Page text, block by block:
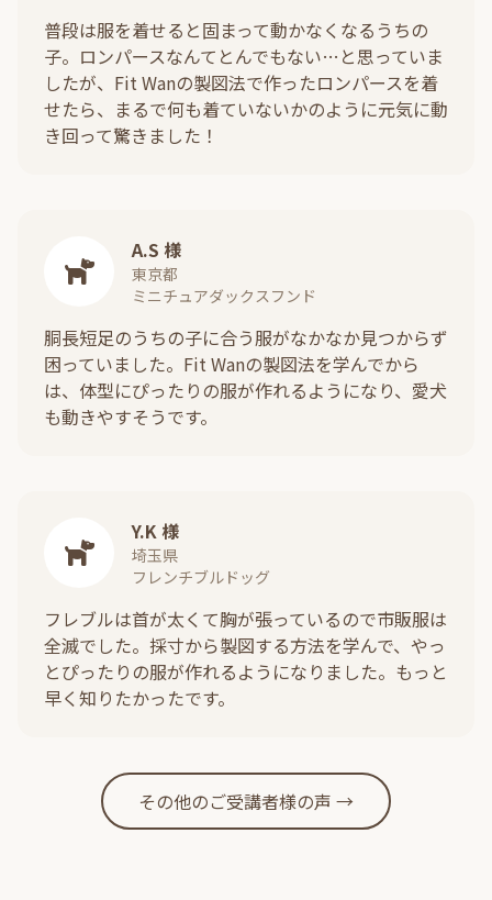
普段は服を着せると固まって動かなくなるうちの
子。ロンパースなんてとんでもない…と思っていま
したが、Fit Wanの製図法で作ったロンパースを着
せたら、まるで何も着ていないかのように元気に動
き回って驚きました！
A.S 様
東京都
ミニチュアダックスフンド
胴長短足のうちの子に合う服がなかなか見つからず
困っていました。Fit Wanの製図法を学んでから
は、体型にぴったりの服が作れるようになり、愛犬
も動きやすそうです。
Y.K 様
埼玉県
フレンチブルドッグ
フレブルは首が太くて胸が張っているので市販服は
全滅でした。採寸から製図する方法を学んで、やっ
とぴったりの服が作れるようになりました。もっと
早く知りたかったです。
その他のご受講者様の声 →